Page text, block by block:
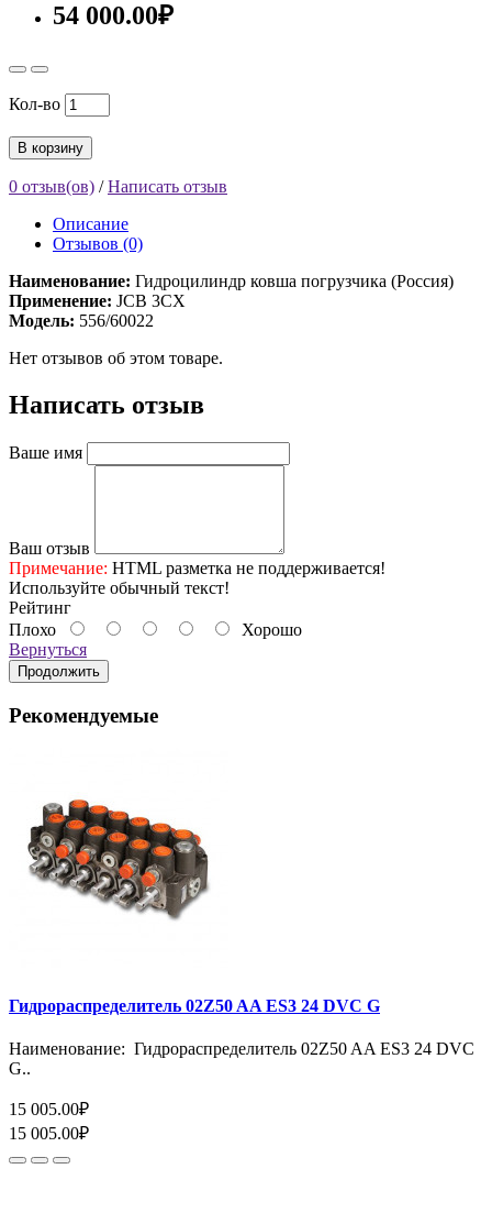
54 000.00₽
Кол-во
В корзину
0 отзыв(ов) /Написать отзыв
Описание
Отзывов (0)
Наименование: Гидроцилиндр ковша погрузчика (Россия)
Применение: JCB 3CX
Модель: 556/60022
Нет отзывов об этом товаре.
Написать отзыв
Ваше имя
Ваш отзыв
Примечание: HTML разметка не поддерживается!
Используйте обычный текст!
Рейтинг
Плохо
Хорошо
Вернуться
Продолжить
Рекомендуемые
Гидрораспределитель 02Z50 AA ES3 24 DVC G
Наименование: Гидрораспределитель 02Z50 AA ES3 24 DVC
G..
15 005.00₽
15 005.00₽